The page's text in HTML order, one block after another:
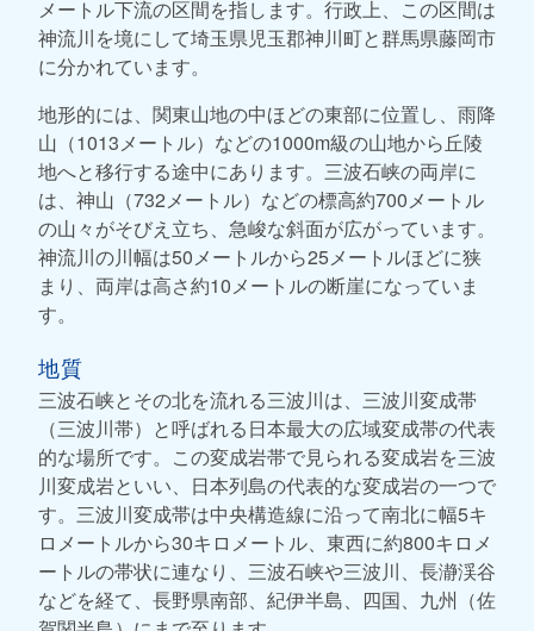
メートル下流の区間を指します。行政上、この区間は
神流川を境にして埼玉県児玉郡神川町と群馬県藤岡市
に分かれています。
地形的には、関東山地の中ほどの東部に位置し、雨降
山（1013メートル）などの1000m級の山地から丘陵
地へと移行する途中にあります。三波石峡の両岸に
は、神山（732メートル）などの標高約700メートル
の山々がそびえ立ち、急峻な斜面が広がっています。
神流川の川幅は50メートルから25メートルほどに狭
まり、両岸は高さ約10メートルの断崖になっていま
す。
地質
三波石峡とその北を流れる三波川は、三波川変成帯
（三波川帯）と呼ばれる日本最大の広域変成帯の代表
的な場所です。この変成岩帯で見られる変成岩を三波
川変成岩といい、日本列島の代表的な変成岩の一つで
す。三波川変成帯は中央構造線に沿って南北に幅5キ
ロメートルから30キロメートル、東西に約800キロメ
ートルの帯状に連なり、三波石峡や三波川、長瀞渓谷
などを経て、長野県南部、紀伊半島、四国、九州（佐